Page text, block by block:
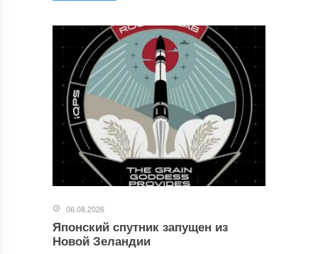
06.08.2026
Японский спутник запущен из
Новой Зеландии